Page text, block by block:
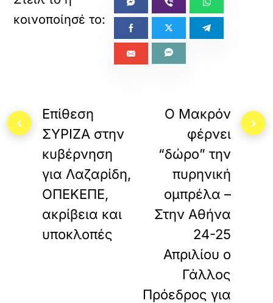
Επίθεση
ΣΥΡΙΖΑ στην
κυβέρνηση
για Λαζαρίδη,
ΟΠΕΚΕΠΕ,
ακρίβεια και
υποκλοπές
Ο Μακρόν
φέρνει
“δώρο” την
πυρηνική
οµπρέλα –
Στην Αθήνα
24-25
Απριλίου ο
Γάλλος
Πρόεδρος για
‹ ›